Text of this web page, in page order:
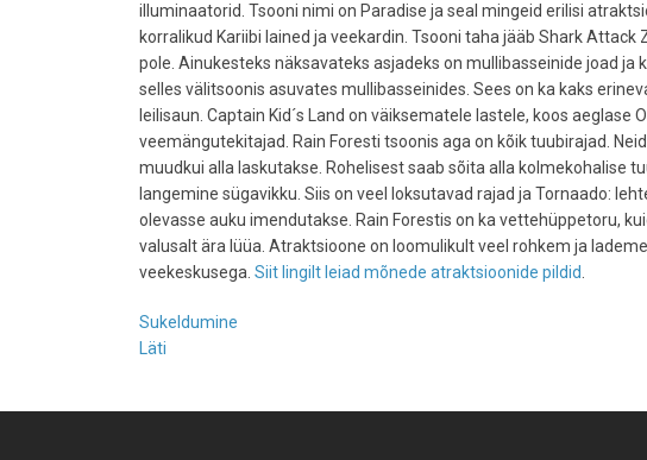
illuminaatorid. Tsooni nimi on Paradise ja seal mingeid erilisi
korralikud Kariibi lained ja veekardin. Tsooni taha jääb Shark
pole. Ainukesteks näksavateks asjadeks on mullibasseinide joad ja
selles välitsoonis asuvates mullibasseinides. Sees on ka kaks
leilisaun. Captain Kid´s Land on väiksematele lastele, koos aeglase
veemängutekitajad. Rain Foresti tsoonis aga on kõik tuubirajad.
muudkui alla laskutakse. Rohelisest saab sõita alla kolmekohalise
langemine sügavikku. Siis on veel loksutavad rajad ja Tornaado:
olevasse auku imendutakse. Rain Forestis on ka vettehüppetoru,
valusalt ära lüüa. Atraktsioone on loomulikult veel rohkem ja
veekeskusega. Siit lingilt leiad mõnede atraktsioonide pildid
Sukeldumine
Läti